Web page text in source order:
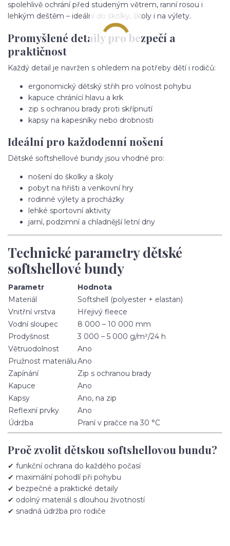
spolehlivě ochrání před studeným větrem, ranní rosou i
lehkým deštěm – ideální do školky, školy i na výlety.
Promyšlené detaily pro bezpečí a
praktičnost
Každý detail je navržen s ohledem na potřeby dětí i rodičů:
ergonomický dětský střih pro volnost pohybu
kapuce chránící hlavu a krk
zip s ochranou brady proti skřípnutí
kapsy na kapesníky nebo drobnosti
Ideální pro každodenní nošení
Dětské softshellové bundy jsou vhodné pro:
nošení do školky a školy
pobyt na hřišti a venkovní hry
rodinné výlety a procházky
lehké sportovní aktivity
jarní, podzimní a chladnější letní dny
Technické parametry dětské
softshellové bundy
Parametr
Hodnota
Materiál
Softshell (polyester + elastan)
Vnitřní vrstva
Hřejivý fleece
Vodní sloupec
8 000 – 10 000 mm
Prodyšnost
3 000 – 5 000 g/m²/24 h
Větruodolnost
Ano
Pružnost materiáluAno
Zapínání
Zip s ochranou brady
Kapuce
Ano
Kapsy
Ano, na zip
Reflexní prvky
Ano
Údržba
Praní v pračce na 30 °C
Proč zvolit dětskou softshellovou bundu?
✔ funkční ochrana do každého počasí
✔ maximální pohodlí při pohybu
✔ bezpečné a praktické detaily
✔ odolný materiál s dlouhou životností
✔ snadná údržba pro rodiče